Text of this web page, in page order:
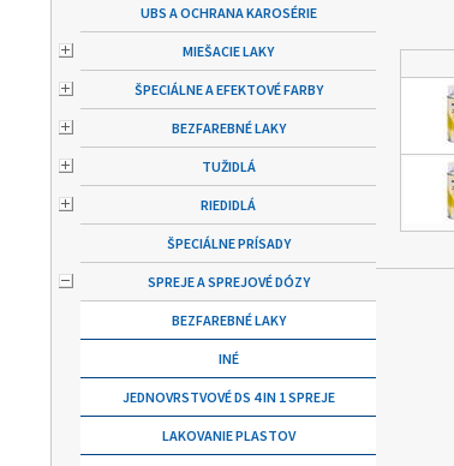
UBS A OCHRANA KAROSÉRIE
MIEŠACIE LAKY
ŠPECIÁLNE A EFEKTOVÉ FARBY
BEZFAREBNÉ LAKY
TUŽIDLÁ
RIEDIDLÁ
ŠPECIÁLNE PRÍSADY
SPREJE A SPREJOVÉ DÓZY
BEZFAREBNÉ LAKY
INÉ
JEDNOVRSTVOVÉ DS 4 IN 1 SPREJE
LAKOVANIE PLASTOV